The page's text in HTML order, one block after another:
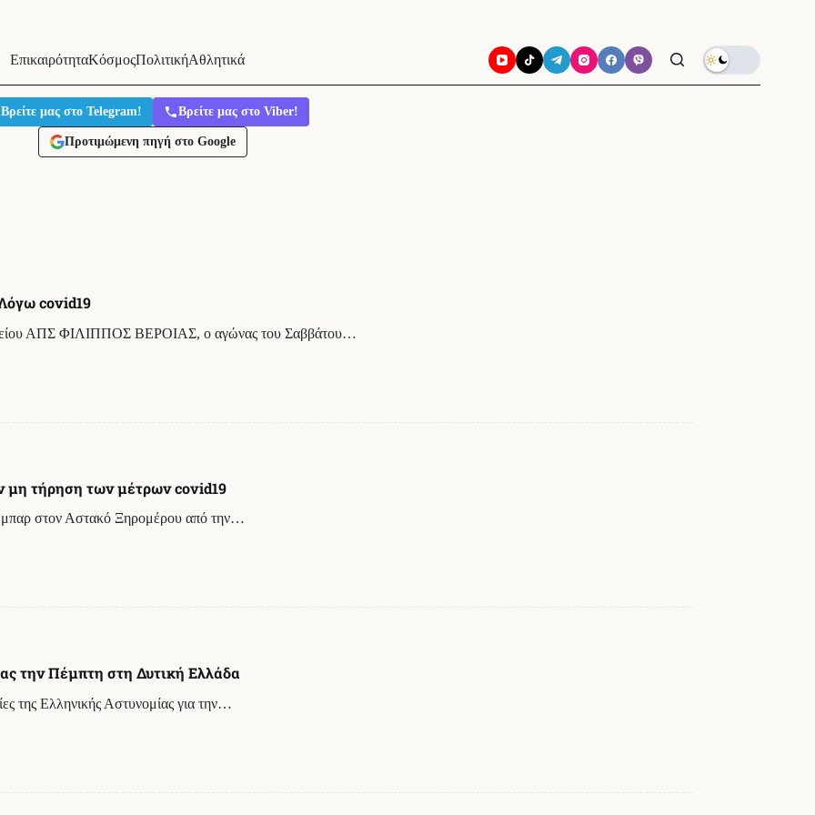
ΕπικαιρότηταΚόσμοςΠολιτικήΑθλητικά
Βρείτε μας στο Telegram! Βρείτε μας στο Viber!
Προτιμώμενη πηγή στο Google
covid19
ΑΠΣ ΦΙΛΙΠΠΟΣ ΒΕΡΟΙΑΣ, ο αγώνας του Σαββάτου…
μη τήρηση των μέτρων covid19
μπαρ στον Αστακό Ξηρομέρου από την…
την Πέμπτη στη Δυτική Ελλάδα
της Ελληνικής Αστυνομίας για την…